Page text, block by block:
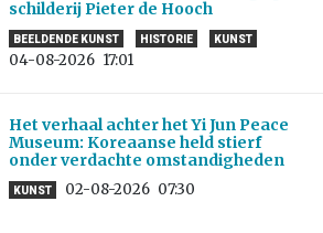
schilderij Pieter de Hooch
BEELDENDE KUNST HISTORIE KUNST
04-08-2026 17:01
Het verhaal achter het Yi Jun Peace
Museum: Koreaanse held stierf
onder verdachte omstandigheden
KUNST 02-08-2026 07:30